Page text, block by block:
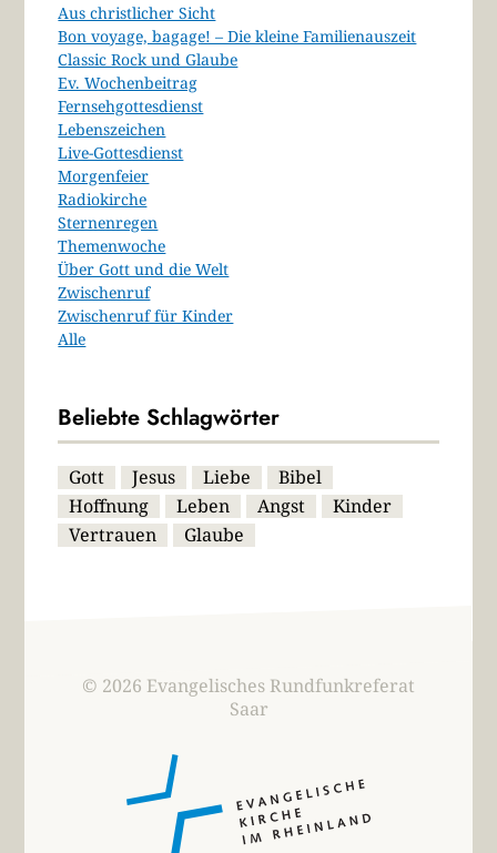
Aus christlicher Sicht
Bon voyage, bagage! – Die kleine Familienauszeit
Classic Rock und Glaube
Ev. Wochenbeitrag
Fernsehgottesdienst
Lebenszeichen
Live-Gottesdienst
Morgenfeier
Radiokirche
Sternenregen
Themenwoche
Über Gott und die Welt
Zwischenruf
Zwischenruf für Kinder
Alle
Beliebte Schlagwörter
Gott Jesus Liebe
Bibel
Hoffnung
Leben Angst
Kinder
Vertrauen
Glaube
© 2026 Evangelisches Rundfunkreferat
Saar